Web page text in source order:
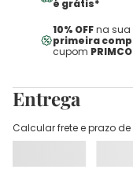
é grátis*
10% OFFna sua
primeira
cupom
Entrega
Calcular frete e prazo